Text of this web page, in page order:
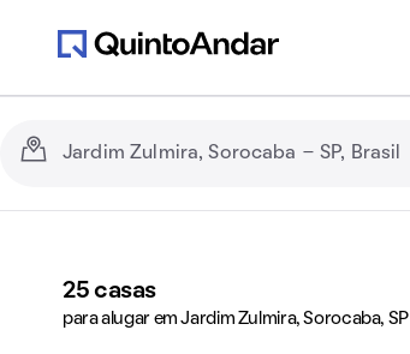
25 casas
para alugar em Jardim Zulmira, Sorocaba, SP